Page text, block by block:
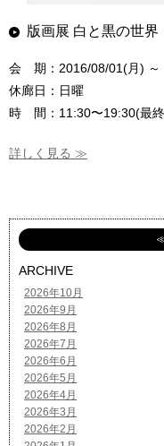
版画展 白と黒の世界
会 期：2016/08/01(月) ～
休廊日：日曜
時 間：11:30〜19:30(最
詳しく見る ≫
ARCHIVE
2026年10月
2026年9月
2026年8月
2026年7月
2026年6月
2026年5月
2026年4月
2026年3月
2026年2月